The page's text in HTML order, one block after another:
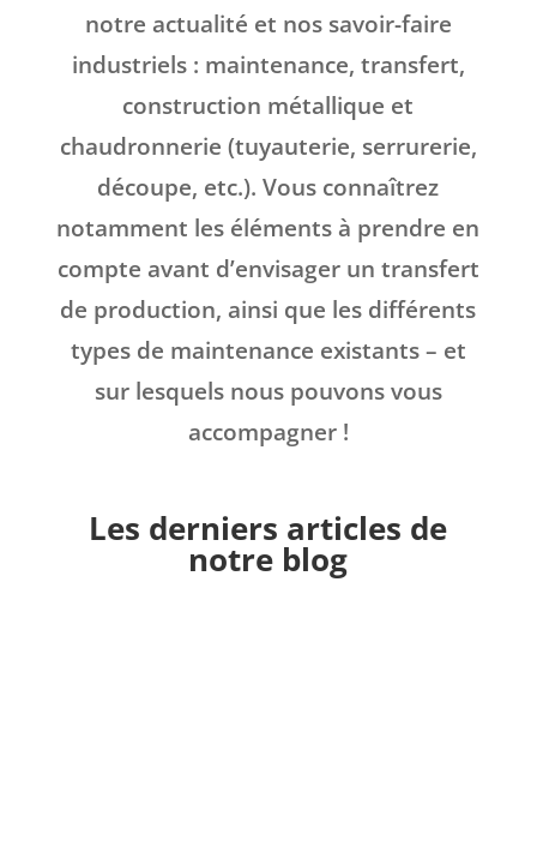
notre actualité et nos savoir-faire
industriels : maintenance, transfert,
construction métallique et
chaudronnerie (tuyauterie, serrurerie,
découpe, etc.). Vous connaîtrez
notamment les éléments à prendre en
compte avant d’envisager un transfert
de production, ainsi que les différents
types de maintenance existants – et
sur lesquels nous pouvons vous
accompagner !
Les derniers articles de
notre blog